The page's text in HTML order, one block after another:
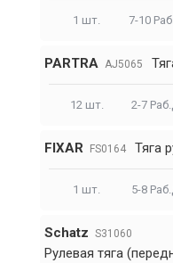
1 шт. 7-10
PARTRA AJ5065
12 шт. 2-7
FIXAR FS0164 Тяга
1 шт. 5-8
Schatz S31060
Рулевая тяга